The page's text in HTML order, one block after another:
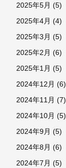
2025年5月 (5)
2025年4月 (4)
2025年3月 (5)
2025年2月 (6)
2025年1月 (5)
2024年12月 (6)
2024年11月 (7)
2024年10月 (5)
2024年9月 (5)
2024年8月 (6)
2024年7月 (5)